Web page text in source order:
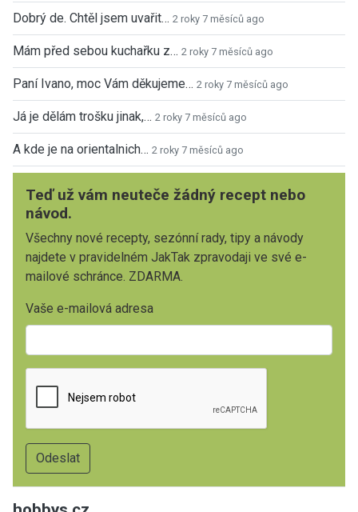
Dobrý de. Chtěl jsem uvařit… 2 roky 7 měsíců ago
Mám před sebou kuchařku z… 2 roky 7 měsíců ago
Paní Ivano, moc Vám děkujeme… 2 roky 7 měsíců ago
Já je dělám trošku jinak,… 2 roky 7 měsíců ago
A kde je na orientalnich… 2 roky 7 měsíců ago
Teď už vám neuteče žádný recept nebo
návod.
Všechny nové recepty, sezónní rady, tipy a návody
najdete v pravidelném JakTak zpravodaji ve své e-
mailové schránce. ZDARMA.
Vaše e-mailová adresa